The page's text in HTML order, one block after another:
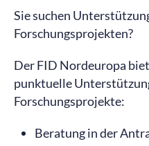
Sie suchen
Forschungsprojekten?
Der FID Nordeuropa
punktuelle
Forschungsprojekte:
Beratung in der